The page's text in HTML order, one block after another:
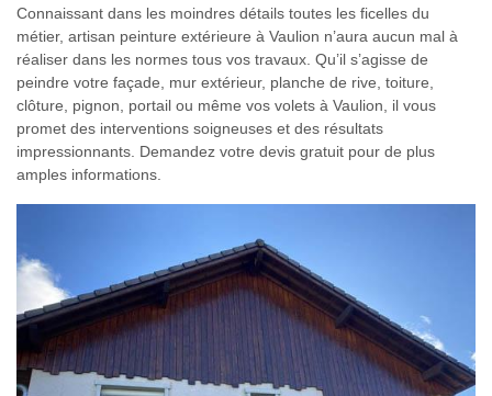
Connaissant dans les moindres détails toutes les ficelles du
métier, artisan peinture extérieure à Vaulion n’aura aucun mal à
réaliser dans les normes tous vos travaux. Qu’il s’agisse de
peindre votre façade, mur extérieur, planche de rive, toiture,
clôture, pignon, portail ou même vos volets à Vaulion, il vous
promet des interventions soigneuses et des résultats
impressionnants. Demandez votre devis gratuit pour de plus
amples informations.